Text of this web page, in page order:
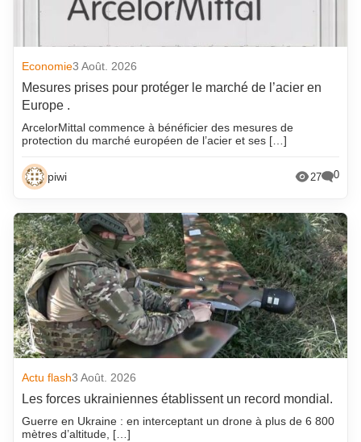
Economie3 Août. 2026
Mesures prises pour protéger le marché de l’acier en
Europe .
ArcelorMittal commence à bénéficier des mesures de
protection du marché européen de l’acier et ses […]
piwi 27 0
Actu flash3 Août. 2026
Les forces ukrainiennes établissent un record mondial.
Guerre en Ukraine : en interceptant un drone à plus de 6 800
mètres d’altitude, […]